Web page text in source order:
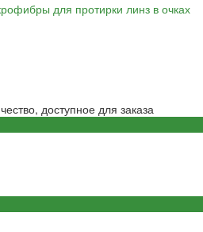
для протирки линз в очках
доступное для заказа